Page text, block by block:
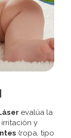
evalúa la
irritación y
(ropa, tipo